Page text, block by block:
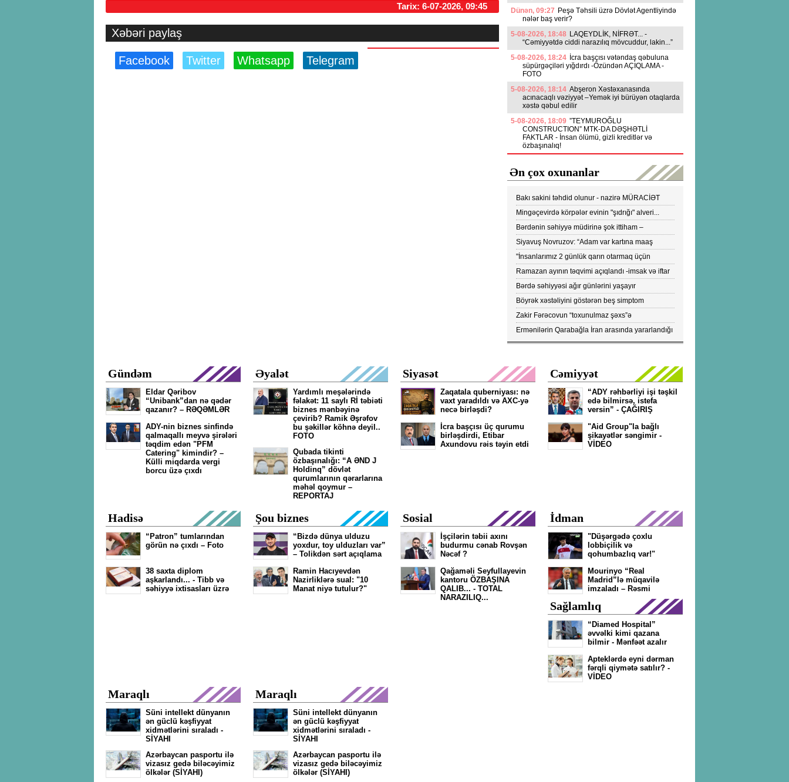
Tarix: 6-07-2026, 09:45
Xəbəri paylaş
Facebook Twitter Whatsapp Telegram
Dünən, 09:27 Peşə Təhsili üzrə Dövlət Agentliyində
nələr baş verir?
5-08-2026, 18:48 LAQEYDLİK, NİFRƏT... -
“Cəmiyyətdə ciddi narazılıq mövcuddur, lakin...”
5-08-2026, 18:24 İcra başçısı vətəndaş qəbuluna
süpürgəçiləri yığdırdı -Özündən AÇIQLAMA -
FOTO
5-08-2026, 18:14 Abşeron Xəstəxanasında
acınacaqlı vəziyyət –Yemək iyi bürüyən otaqlarda
xəstə qəbul edilir
5-08-2026, 18:09 ”TEYMUROĞLU
CONSTRUCTION” MTK-DA DƏŞHƏTLİ
FAKTLAR - İnsan ölümü, gizli kreditlər və
özbaşınalıq!
Ən çox oxunanlar
Bakı sakini təhdid olunur - nazirə MÜRACİƏT
edildi
Mingəçevirdə körpələr evinin "şıdrığı" alveri...
VİDEO
Bərdənin səhiyyə müdirinə şok ittiham –
Koronavirusun yayılmasına səbəb olur-VİDEO
Siyavuş Novruzov: “Adam var kartına maaş
yüklənən kimi bankomatı qaçır ki, pulu çıxartsın”
"İnsanlarımız 2 günlük qarın otarmaq üçün
rayonlara axışırlar" - Fazil Mustafa
Ramazan ayının təqvimi açıqlandı -imsak və iftar
vaxtları
Bərdə səhiyyəsi ağır günlərini yaşayır
Böyrək xəstəliyini göstərən beş simptom
açıqlandı: DİQQƏTLƏ OXUYUN!
Zakir Fərəcovun “toxunulmaz şəxs”ə
çevrilməsinin kökündə nələr durub?- ŞOK
FAKTLAR/FOTOLAR
Ermənilərin Qarabağla İran arasında yararlandığı
Gündəm
Eldar Qəribov
“Unibank”dan nə qədər
qazanır? – RƏQƏMLƏR
ADY-nin biznes sinfində
qalmaqallı meyvə şirələri
təqdim edən "PFM
Catering" kimindir? –
Külli miqdarda vergi
borcu üzə çıxdı
Əyalət
Yardımlı meşələrində
fəlakət: 11 saylı Rİ təbiəti
biznes mənbəyinə
çevirib? Ramik Əşrəfov
bu şəkillər köhnə deyil..
FOTO
Qubada tikinti
özbaşınalığı: “A ƏND J
Holdinq” dövlət
qurumlarının qərarlarına
məhəl qoymur –
REPORTAJ
Siyasət
Zaqatala quberniyası: nə
vaxt yaradıldı və AXC-yə
necə birləşdi?
İcra başçısı üç qurumu
birləşdirdi, Etibar
Axundovu rəis təyin etdi
Cəmiyyət
“ADY rəhbərliyi işi təşkil
edə bilmirsə, istefa
versin” - ÇAĞIRIŞ
"Aid Group"la bağlı
şikayətlər səngimir -
VİDEO
Hadisə
“Patron” tumlarından
görün nə çıxdı – Foto
38 saxta diplom
aşkarlandı... - Tibb və
səhiyyə ixtisasları üzrə
Şou biznes
“Bizdə dünya ulduzu
yoxdur, toy ulduzları var”
– Tolikdən sərt açıqlama
Ramin Hacıyevdən
Nazirliklərə sual: "10
Manat niyə tutulur?"
Sosial
İşçilərin təbii axını
budurmu cənab Rovşən
Nəcəf ?
Qağaməli Seyfullayevin
kantoru ÖZBAŞINA
QALIB... - TOTAL
NARAZILIQ...
İdman
"Düşərgədə çoxlu
lobbiçilik və
qohumbazlıq var!"
Mourinyo “Real
Madrid”lə müqavilə
imzaladı – Rəsmi
Sağlamlıq
“Diamed Hospital”
əvvəlki kimi qazana
bilmir - Mənfəət azalır
Apteklərdə eyni dərman
fərqli qiymətə satılır? -
VİDEO
Maraqlı
Süni intellekt dünyanın
ən güclü kəşfiyyat
xidmətlərini sıraladı -
SİYAHI
Azərbaycan pasportu ilə
vizasız gedə biləcəyimiz
ölkələr (SİYAHI)
Maraqlı
Süni intellekt dünyanın
ən güclü kəşfiyyat
xidmətlərini sıraladı -
SİYAHI
Azərbaycan pasportu ilə
vizasız gedə biləcəyimiz
ölkələr (SİYAHI)